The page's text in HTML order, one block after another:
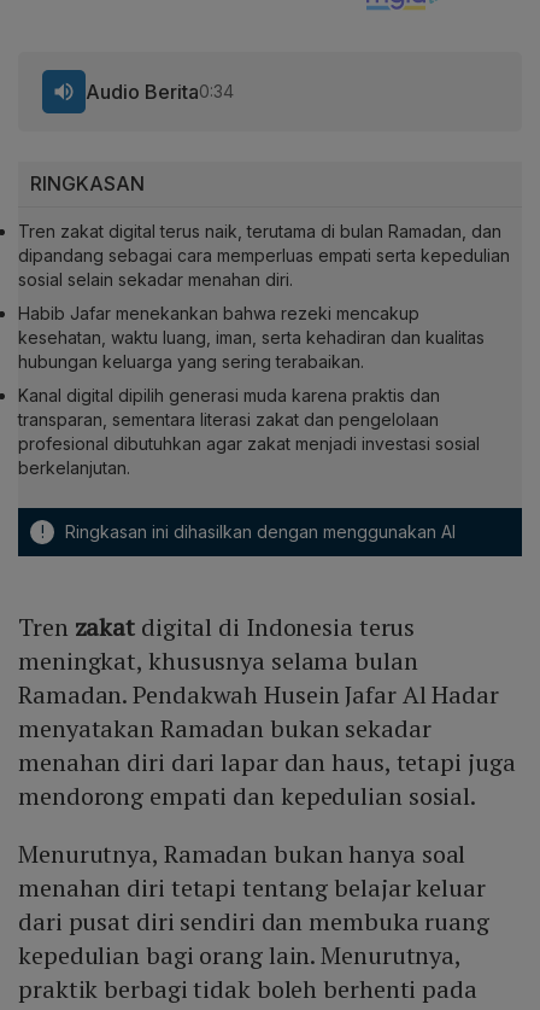
RINGKASAN
Tren zakat digital terus naik, terutama di bulan Ramadan, dan
dipandang sebagai cara memperluas empati serta kepedulian
sosial selain sekadar menahan diri.
Habib Jafar menekankan bahwa rezeki mencakup
kesehatan, waktu luang, iman, serta kehadiran dan kualitas
hubungan keluarga yang sering terabaikan.
Kanal digital dipilih generasi muda karena praktis dan
transparan, sementara literasi zakat dan pengelolaan
profesional dibutuhkan agar zakat menjadi investasi sosial
berkelanjutan.
! Ringkasan ini dihasilkan dengan menggunakan AI
Audio Berita0:34
Tren zakat digital di Indonesia terus
meningkat, khususnya selama bulan
Ramadan. Pendakwah Husein Jafar Al Hadar
menyatakan Ramadan bukan sekadar
menahan diri dari lapar dan haus, tetapi juga
mendorong empati dan kepedulian sosial.
Menurutnya, Ramadan bukan hanya soal
menahan diri tetapi tentang belajar keluar
dari pusat diri sendiri dan membuka ruang
kepedulian bagi orang lain. Menurutnya,
praktik berbagi tidak boleh berhenti pada